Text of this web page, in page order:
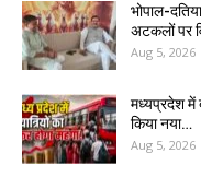
भोपाल-
अटकलों पर
Aug 5, 2026
मध्यप्रदेश में
किया नया…
Aug 5, 2026